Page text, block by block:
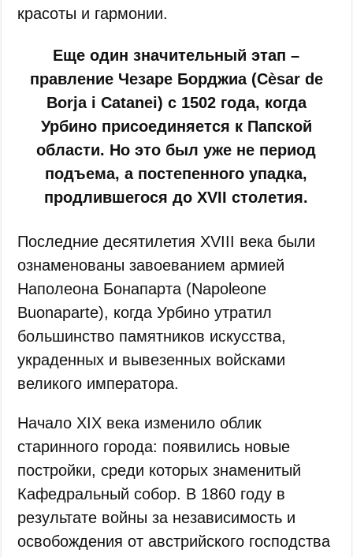
красоты и гармонии.
Еще один значительный этап –
правление Чезаре Борджиа (Cèsar de
Borja i Catanei) с 1502 года, когда
Урбино присоединяется к Папской
области. Но это был уже не период
подъема, а постепенного упадка,
продлившегося до XVII столетия.
Последние десятилетия XVIII века были
ознаменованы завоеванием армией
Наполеона Бонапарта (Napoleone
Buonaparte), когда Урбино утратил
большинство памятников искусства,
украденных и вывезенных войсками
великого императора.
Начало XIX века изменило облик
старинного города: появились новые
постройки, среди которых знаменитый
Кафедральный собор. В 1860 году в
результате войны за независимость и
освобождения от австрийского господства